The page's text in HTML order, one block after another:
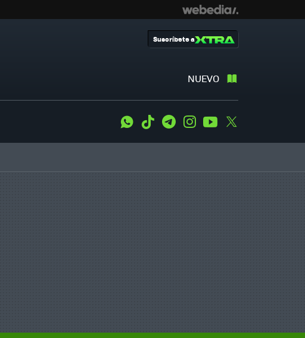
NUEVO
Suscríbete a
WhatsApp
Tiktok TelegramInstagramYoutube